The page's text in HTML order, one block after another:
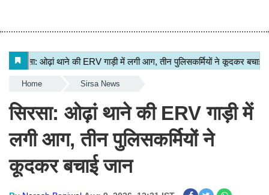
Home Sirsa News
सिरसा: ओढ़ां थाने की ERV गाड़ी में
लगी आग, तीन पुलिसकर्मियों ने
कूदकर बचाई जान